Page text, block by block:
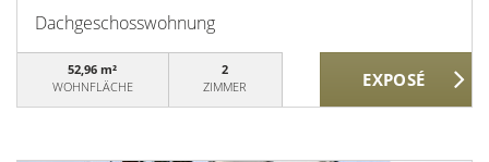
Dachgeschosswohnung
52,96 m²
WOHNFLÄCHE
2
ZIMMER